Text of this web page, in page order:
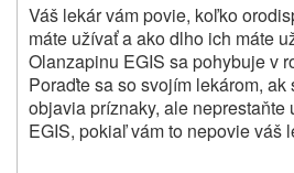
Váš lekár vám povie, koľko
máte užívať a ako dlho ich máte
Olanzapinu EGIS sa pohybuje v
Poraďte sa so svojím lekárom, ak
objavia príznaky, ale neprestaňte
EGIS, pokiaľ vám to nepovie váš